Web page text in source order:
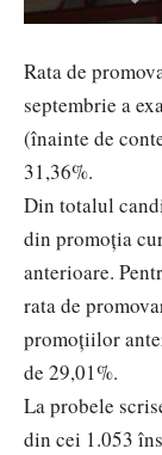
Rata de
septembrie a
(înainte de
31,36%.
Din totalul
din promoţia
anterioare.
rata de
promoțiilor
de 29,01%.
La probele
din cei 1.053